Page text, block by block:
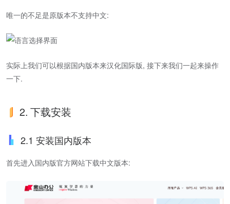
唯一的不足是原版本不支持中文:
实际上我们可以根据国内版本来汉化国际版, 接下来我们一起来操作
一下.
2. 下载安装
2.1 安装国内版本
首先进入国内版官方网站下载中文版本: